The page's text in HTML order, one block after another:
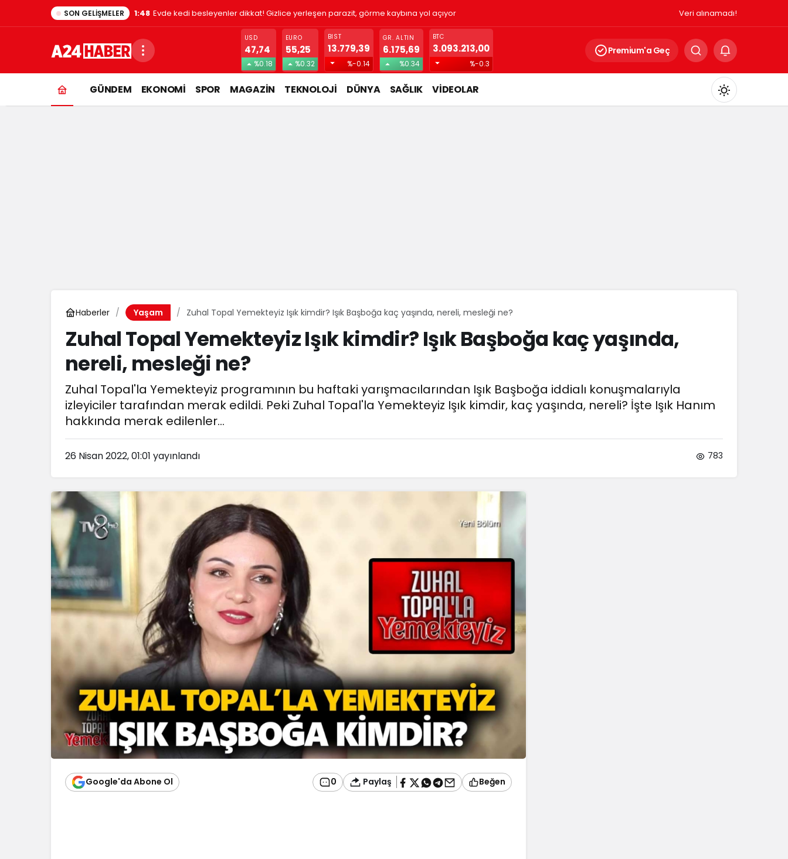
SON GELIŞMELER 1:48 Evde kedi besleyenler dikkat! Gizlice yerleşen parazit, görme kaybına yol açıyor Veri alınamadı!
USD
47,74
%0.18
EURO
55,25
%0.32
BIST
13.779,39
%-0.14
GR. ALTIN
6.175,69
%0.34
BTC
3.093.213,00
%-0.3
Premium'a Geç
GÜNDEM EKONOMİ SPOR MAGAZİN TEKNOLOJİ DÜNYA SAĞLIK VİDEOLAR
Mod
Haberler Yaşam Zuhal Topal Yemekteyiz Işık kimdir? Işık Başboğa kaç yaşında, nereli, mesleği ne?
Zuhal Topal Yemekteyiz Işık kimdir? Işık Başboğa kaç yaşında,
nereli, mesleği ne?
Zuhal Topal'la Yemekteyiz programının bu haftaki yarışmacılarından Işık Başboğa iddialı konuşmalarıyla
izleyiciler tarafından merak edildi. Peki Zuhal Topal'la Yemekteyiz Işık kimdir, kaç yaşında, nereli? İşte Işık Hanım
hakkında merak edilenler...
26 Nisan 2022, 01:01 yayınlandı 783
Google'da Abone Ol 0 Paylaş Beğen